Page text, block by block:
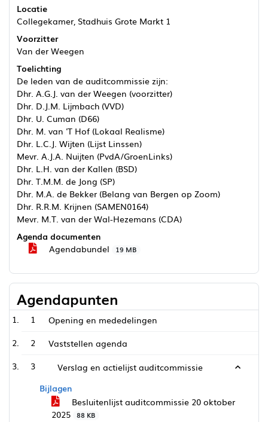
Locatie
Collegekamer, Stadhuis Grote Markt 1
Voorzitter
Van der Weegen
Toelichting
De leden van de auditcommissie zijn:
Dhr. A.G.J. van der Weegen (voorzitter)
Dhr. D.J.M. Lijmbach (VVD)
Dhr. U. Cuman (D66)
Dhr. M. van 'T Hof (Lokaal Realisme)
Dhr. L.C.J. Wijten (Lijst Linssen)
Mevr. A.J.A. Nuijten (PvdA/GroenLinks)
Dhr. L.H. van der Kallen (BSD)
Dhr. T.M.M. de Jong (SP)
Dhr. M.A. de Bekker (Belang van Bergen op Zoom)
Dhr. R.R.M. Krijnen (SAMEN0164)
Mevr. M.T. van der Wal-Hezemans (CDA)
Agenda documenten
Agendabundel
19 MB
Agendapunten
1
Opening en mededelingen
2
Vaststellen agenda
3
Verslag en actielijst auditcommissie
Bijlagen
Besluitenlijst auditcommissie 20 oktober
2025
88 KB